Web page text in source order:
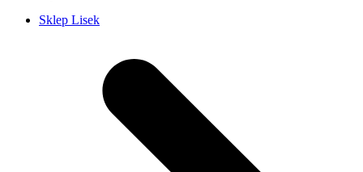
Sklep Lisek